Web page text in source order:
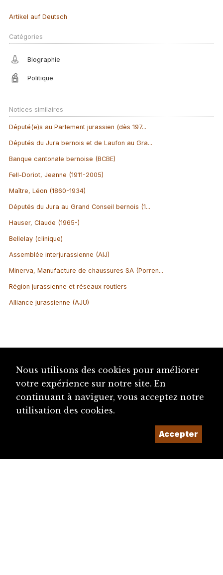
Artikel auf Deutsch
Catégories
Biographie
Politique
Notices similaires
Député(e)s au Parlement jurassien (dès 197...
Députés du Jura bernois et de Laufon au Gra...
Banque cantonale bernoise (BCBE)
Fell-Doriot, Jeanne (1911-2005)
Maître, Léon (1860-1934)
Députés du Jura au Grand Conseil bernois (1...
Hauser, Claude (1965-)
Bellelay (clinique)
Assemblée interjurassienne (AIJ)
Minerva, Manufacture de chaussures SA (Porren...
Région jurassienne et réseaux routiers
Alliance jurassienne (AJU)
Nous utilisons des cookies pour améliorer
votre expérience sur notre site. En
continuant à naviguer, vous acceptez notre
utilisation des cookies.
Accepter